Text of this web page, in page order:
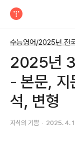
수능영어/2025년 전
2025년 3
- 본문, 지
석, 변형
지식의 기쁨 2025. 4.